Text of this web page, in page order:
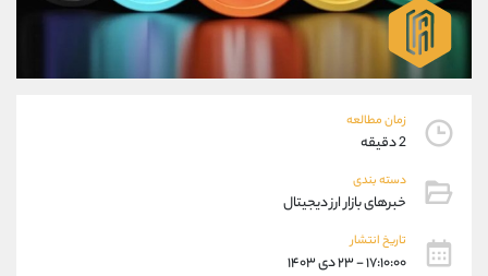
زمان مطالعه
2 دقیقه
دسته بندی
خبرهای بازار ارز دیجیتال
تاریخ انتشار
۱۷:۱۰:۰۰ - ۲۳ دی ۱۴۰۳
09101364784
واتساپ شروع گفتگو
تلگرام @Armteam_admin_104
پشتیبان فروش
موبایل
واتساپ
تلگرام
داخلی